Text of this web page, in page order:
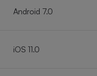
Android 7.0
iOS 11.0